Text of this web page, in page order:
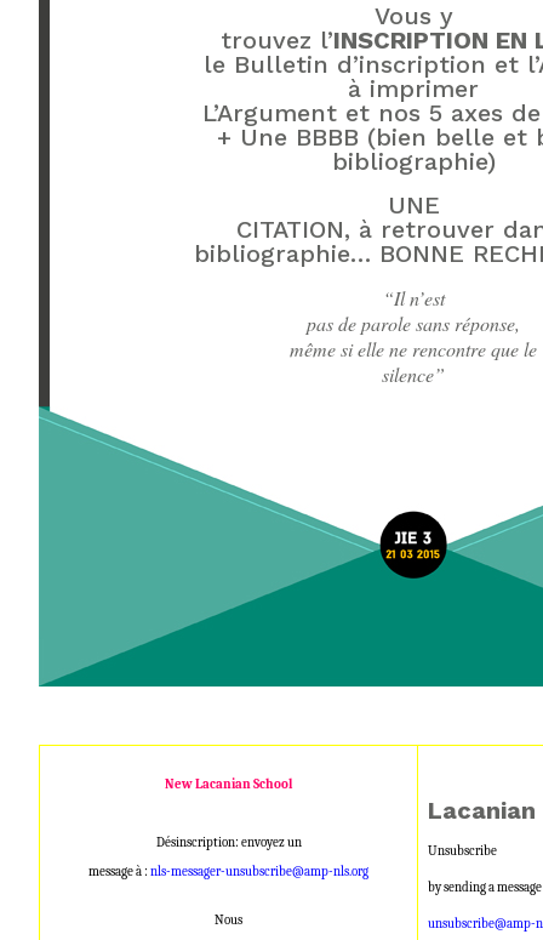
Vous y
trouvez l’INSCRIPTION EN
le Bulletin d’inscription et
à imprimer
L’Argument et nos 5 axes
+ Une BBBB (bien belle et
bibliographie)
UNE
CITATION, à retrouver
bibliographie… BONNE
“Il n’est
pas de parole sans réponse,
même si elle ne rencontre que le
silence”
New Lacanian School
Désinscription: envoyez un
message à :nls-messager-unsubscribe@amp-nls.org
Nous
Lacanian
Unsubscribe
by sending a
unsubscribe@amp-